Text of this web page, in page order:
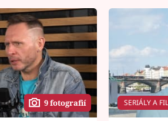
9 fotografií SERIÁLY A